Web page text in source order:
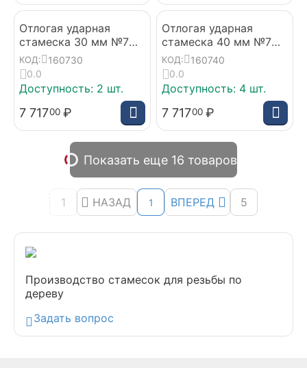
Отлогая ударная
стамеска 30 мм №7
для резьбы по дереву
от производителя
STRYI
КОД:
160730
0.0
Доступность: 2 шт.
7 71700 ₽
Отлогая ударная
стамеска 40 мм №7
для резьбы по дереву
от производителя
STRYI
КОД:
160740
0.0
Доступность: 4 шт.
7 71700 ₽
Показать еще 16 товаров
1 НАЗАД 1 ВПЕРЕД 5
Производство стамесок для резьбы по
дереву
Задать вопрос